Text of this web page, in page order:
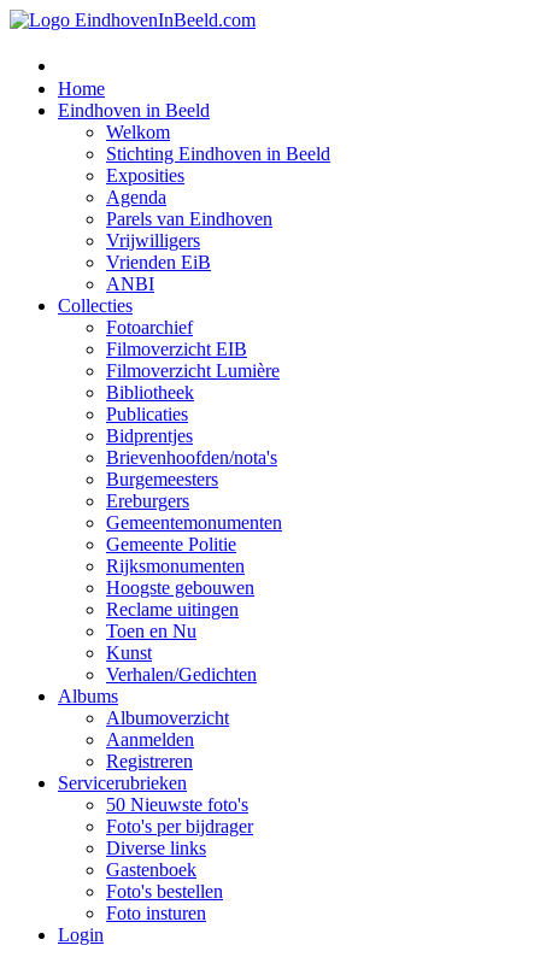
Home
Eindhoven in Beeld
Welkom
Stichting Eindhoven in Beeld
Exposities
Agenda
Parels van Eindhoven
Vrijwilligers
Vrienden EiB
ANBI
Collecties
Fotoarchief
Filmoverzicht EIB
Filmoverzicht Lumière
Bibliotheek
Publicaties
Bidprentjes
Brievenhoofden/nota's
Burgemeesters
Ereburgers
Gemeentemonumenten
Gemeente Politie
Rijksmonumenten
Hoogste gebouwen
Reclame uitingen
Toen en Nu
Kunst
Verhalen/Gedichten
Albums
Albumoverzicht
Aanmelden
Registreren
Servicerubrieken
50 Nieuwste foto's
Foto's per bijdrager
Diverse links
Gastenboek
Foto's bestellen
Foto insturen
Login